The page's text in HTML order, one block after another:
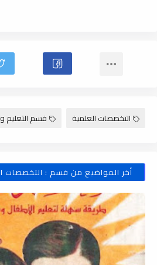
التخصصات العلمية قسم التعليم
أخر المواضيع من قسم : التخصصات